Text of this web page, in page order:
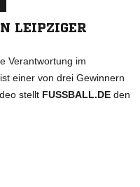
LEIPZIGER
Verantwortung im
einer von drei Gewinnern
stellt FUSSBALL.DE den